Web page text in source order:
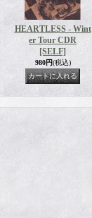
HEARTLESS - Wint
er Tour CDR
[SELF]
980円(税込)